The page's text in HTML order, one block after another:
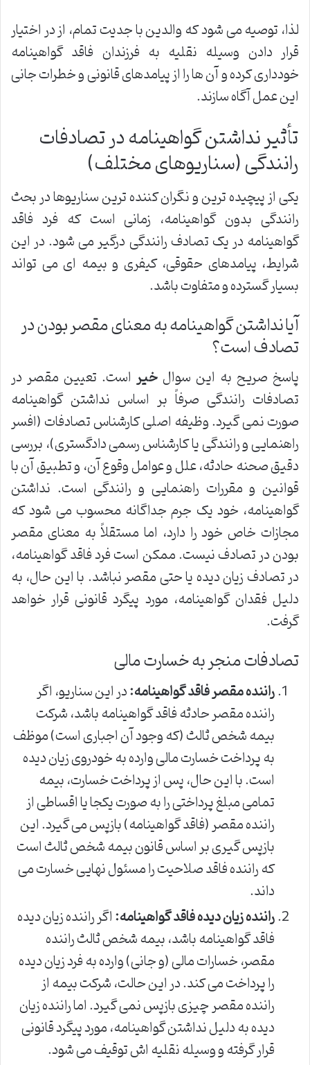
لذا، توصیه می شود که والدین با جدیت تمام، از در اختیار
قرار دادن وسیله نقلیه به فرزندان فاقد گواهینامه
خودداری کرده و آن ها را از پیامدهای قانونی و خطرات جانی
این عمل آگاه سازند.
تأثیر نداشتن گواهینامه در تصادفات
رانندگی (سناریوهای مختلف)
یکی از پیچیده ترین و نگران کننده ترین سناریوها در بحث
رانندگی بدون گواهینامه، زمانی است که فرد فاقد
گواهینامه در یک تصادف رانندگی درگیر می شود. در این
شرایط، پیامدهای حقوقی، کیفری و بیمه ای می تواند
بسیار گسترده و متفاوت باشد.
آیا نداشتن گواهینامه به معنای مقصر بودن در
تصادف است؟
پاسخ صریح به این سوال خیر است. تعیین مقصر در
تصادفات رانندگی صرفاً بر اساس نداشتن گواهینامه
صورت نمی گیرد. وظیفه اصلی کارشناس تصادفات (افسر
راهنمایی و رانندگی یا کارشناس رسمی دادگستری)، بررسی
دقیق صحنه حادثه، علل و عوامل وقوع آن، و تطبیق آن با
قوانین و مقررات راهنمایی و رانندگی است. نداشتن
گواهینامه، خود یک جرم جداگانه محسوب می شود که
مجازات خاص خود را دارد، اما مستقلاً به معنای مقصر
بودن در تصادف نیست. ممکن است فرد فاقد گواهینامه،
در تصادف زیان دیده یا حتی مقصر نباشد. با این حال، به
دلیل فقدان گواهینامه، مورد پیگرد قانونی قرار خواهد
گرفت.
تصادفات منجر به خسارت مالی
راننده مقصر فاقد گواهینامه:در این سناریو، اگر
راننده مقصر حادثه فاقد گواهینامه باشد، شرکت
بیمه شخص ثالث (که وجود آن اجباری است) موظف
به پرداخت خسارت مالی وارده به خودروی زیان دیده
است. با این حال، پس از پرداخت خسارت، بیمه
تمامی مبلغ پرداختی را به صورت یکجا یا اقساطی از
راننده مقصر (فاقد گواهینامه) بازپس می گیرد. این
بازپس گیری بر اساس قانون بیمه شخص ثالث است
که راننده فاقد صلاحیت را مسئول نهایی خسارت می
داند.
راننده زیان دیده فاقد گواهینامه:اگر راننده زیان دیده
فاقد گواهینامه باشد، بیمه شخص ثالث راننده
مقصر، خسارات مالی (و جانی) وارده به فرد زیان دیده
را پرداخت می کند. در این حالت، شرکت بیمه از
راننده مقصر چیزی بازپس نمی گیرد. اما راننده زیان
دیده به دلیل نداشتن گواهینامه، مورد پیگرد قانونی
قرار گرفته و وسیله نقلیه اش توقیف می شود.